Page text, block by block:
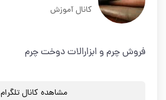
کانال آموزش
فروش چرم و ابزارالات دوخت چرم
مشاهده کانال تلگرام